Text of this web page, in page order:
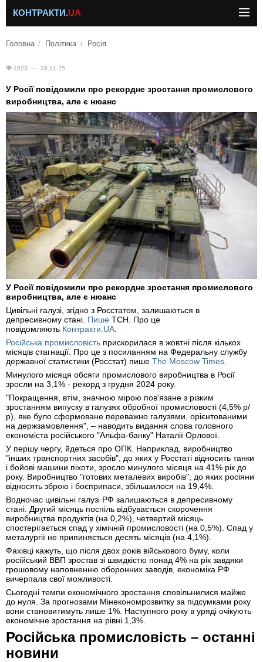
КОНТРАКТИ.UA
Головна Політика Росія
1023 — 28.11.25
У Росії повідомили про рекордне зростання промислового
виробництва, але є нюанс
У Росії повідомили про рекордне зростання промислового
виробництва, але є нюанс
Цивільні галузі, згідно з Росстатом, залишаються в
депресивному стані. Пише ТСН. Про це
повідомляють Контракти.UA.
Російська промисловість прискорилася в жовтні після кількох
місяців стагнації. Про це з посиланням на Федеральну службу
державної статистики (Росстат) пише The Moscow Times.
Минулого місяця обсяги промислового виробництва в Росії
зросли на 3,1% - рекорд з грудня 2024 року.
"‎Покращення, втім, значною мірою пов'язане з різким
зростанням випуску в галузях обробної промисловості (4,5% р/
р), яке було сформоване переважно галузями, орієнтованими
на держзамовлення"‎, – наводить видання слова головного
економіста російського "‎Альфа-банку"‎ Наталії Орлової.
У першу чергу, йдеться про ОПК. Наприклад, виробництво
"інших транспортних засобів", до яких у Росстаті відносить танки
і бойові машини піхоти, зросло минулого місяця на 41% рік до
року. Виробництво "готових металевих виробів", до яких росіяни
відносять зброю і боєприпаси, збільшилося на 19,4%.
Водночас цивільні галузі РФ залишаються в депресивному
стані. Другий місяць поспіль відбувається скорочення
виробництва продуктів (на 0,2%), четвертий місяць
спостерігається спад у хімічній промисловості (на 0,5%). Спад у
металургії не припиняється десять місяців (на 4,1%).
Фахівці кажуть, що після двох років військового буму, коли
російський ВВП зростав зі швидкістю понад 4% на рік завдяки
грошовому наповненню оборонних заводів, економіка РФ
вичерпала свої можливості.
Сьогодні темпи економічного зростання сповільнилися майже
до нуля. За прогнозами Мінекономрозвитку за підсумками року
вони становитимуть лише 1%. Наступного року в уряді очікують
економічне зростання на рівні 1,3%.
Російська промисловість – останні
новини